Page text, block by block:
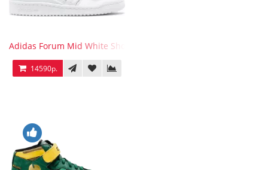
Adidas Forum Mid White Shock Pink
14590р.